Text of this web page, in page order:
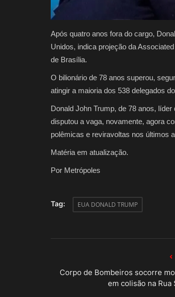
Após quatro anos fora do cargo,
Unidos, indica projeção da
de Brasília.
O bilionário de 78 anos superou,
atingir a maioria dos 538 delegados
Donald John Trump, de 78 anos,
disputou a vaga, novamente, agora
polêmicas e reviravoltas nos últimos
Matéria em atualização.
Por Metrópoles
Tag: EUA DONALD TRUMP
Corpo de Bombeiros socorre
em colisão na Rua